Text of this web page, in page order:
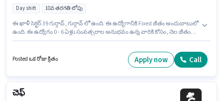
Day shift 10వ తరగతి లోపు
ఈ ఖాళీ సెక్టర్ 39 గుర్గావ్, గుర్గావ్ లో ఉంది. ఈ ఉద్యోగానికి Fixed జీతం అందుబాటులో
ఉంది. ఈ ఉద్యోగం 0 - 6 ఏళ్లు సంవత్సరాల అనుభవం ఉన్న వారికి కోసం, నెల జీతం
తరగతి లోపు అర్హత ఉన్న అభ్యర్థులు ఈ ఉద్యోగానికి అప్లై చేసుకోవచ్చు.
Posted ఒక రోజు క్రితం Apply now Call
చెఫ్